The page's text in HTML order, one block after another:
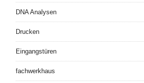
DNA Analysen
Drucken
Eingangstüren
fachwerkhaus